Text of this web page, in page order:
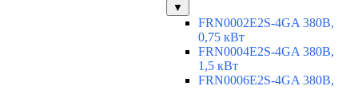
▼
FRN0002E2S-4GA 380В,
0,75 кВт
FRN0004E2S-4GA 380В,
1,5 кВт
FRN0006E2S-4GA 380В,